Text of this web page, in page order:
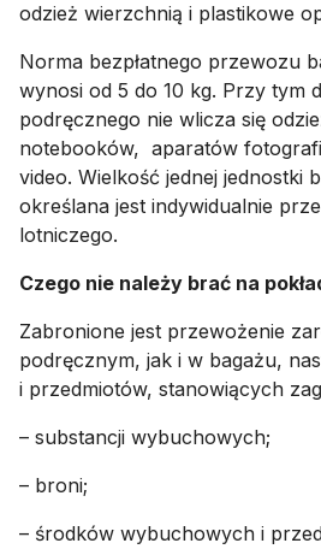
odzież wierzchnią i plastikowe
Norma bezpłatnego przewozu
wynosi od 5 dо 10 kg. Przy tym
podręcznego nie wlicza się
notebooków, aparatów
video. Wielkość jednej jednostki
określana jest indywidualnie
lotniczego.
Czego nie należy brać na
Zabronione jest przewożenie
podręcznym, jak i w bagażu,
i przedmiotów, stanowiących
– substancji wybuchowych;
– broni;
– środków wybuchowych i